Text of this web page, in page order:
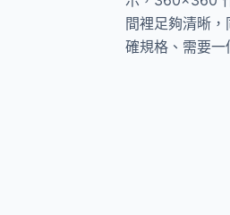
間裡足夠清晰
確規格、需要一